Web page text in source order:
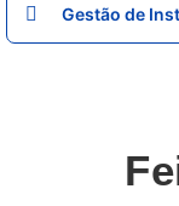
Gestão de